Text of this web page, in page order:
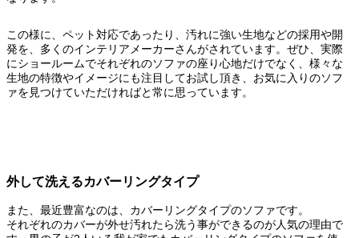
この様に、ペット対応であったり、汚れに強い生地などの採用や開
発を、多くのインテリアメーカーさんがされています。ぜひ、実際
にショールームでそれぞれのソファの座り心地だけでなく、様々な
生地の特徴やイメージにも注目してお試し頂き、お気に入りのソフ
ァを見つけていただければと常に思っています。
外して洗えるカバーリングタイプ
また、最近豊富なのは、カバーリングタイプのソファです。
それぞれのカバーが外せ汚れたら洗う事ができるのが人気の理由で